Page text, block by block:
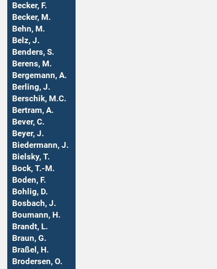
Becker, F.
Becker, M.
Behn, M.
Belz, J.
Benders, S.
Berens, M.
Bergemann, A.
Berling, J.
Berschik, M.C.
Bertram, A.
Bever, C.
Beyer, J.
Biedermann, J.
Bielsky, T.
Bock, T.-M.
Boden, F.
Bohlig, D.
Bosbach, J.
Boumann, H.
Brandt, L.
Braun, G.
Braßel, H.
Brodersen, O.